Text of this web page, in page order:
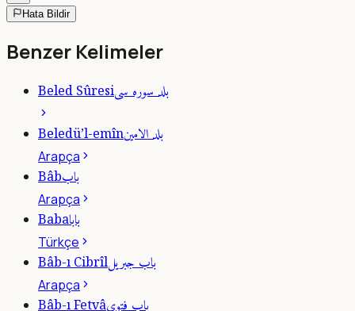
Hata Bildir
Benzer Kelimeler
Beled Sûresiبلد سوره سى
Beledü’l-emînبلد الامين
Arapça
Bâbباب
Arapça
Babaبابا
Türkçe
Bâb-ı Cibrîlباب جبريل
Arapça
Bâb-ı Fetvâ